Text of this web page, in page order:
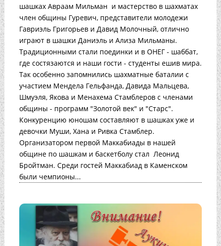
шашках Авраам Мильман и мастерство в шахматах
член общины Гуревич, представители молодежи
Гавриэль Григорьев и Давид Молочный, отлично
играют в шашки Даниэль и Ализа Мильманы.
Традиционными стали поединки и в ОНЕГ - шаббат,
где состязаются и наши гости - студенты ешив мира.
Так особенно запомнились шахматные баталии с
участием Мендела Гельфанда, Давида Мальцева,
Шмуэля, Якова и Менахема Стамблеров с членами
общины - программ "Золотой век" и "Старс".
Конкуренцию юношам составляют в шашках уже и
девочки Муши, Хана и Ривка Стамблер.
Организатором первой Маккабиады в нашей
общине по шашкам и баскетболу стал Леонид
Бройтман. Среди гостей Маккабиад в Каменском
были чемпионы...